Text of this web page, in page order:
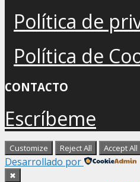
Política de
Política de
CONTACTO
Escríbeme
Customize Reject All Accept All
Desarrollado por
✖